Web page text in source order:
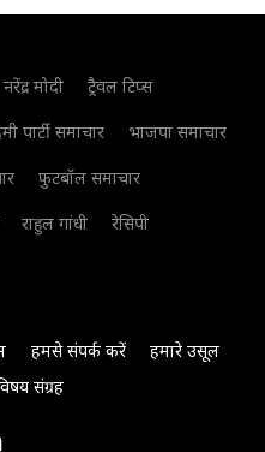
नरेंद्र मोदी
ट्रैवल टिप्स
समाचार
भाजपा समाचार
फुटबॉल समाचार
राहुल गांधी
रेसिपी
हमसे संपर्क करें
हमारे उसूल
संग्रह